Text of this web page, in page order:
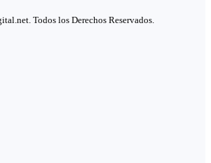
Todos los Derechos Reservados.